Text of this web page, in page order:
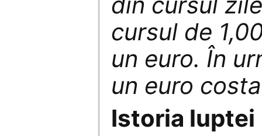
cursul de
un euro. În
un euro
Istoria luptei